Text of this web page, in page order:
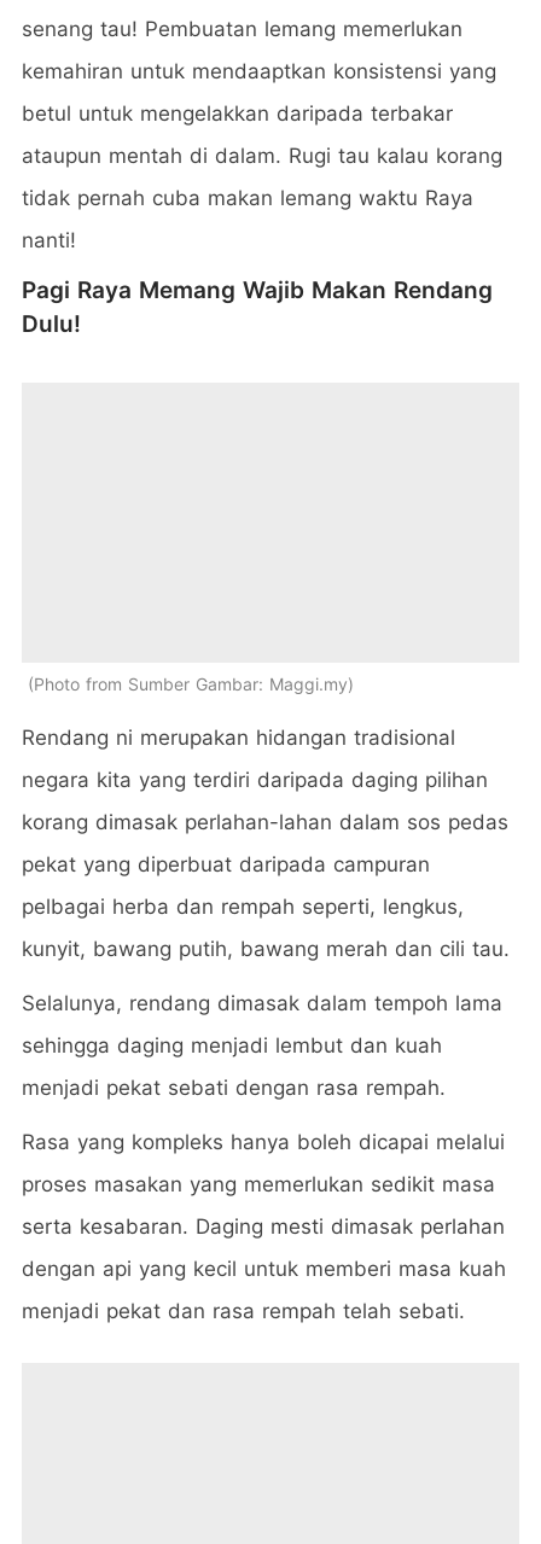
senang tau! Pembuatan lemang memerlukan
kemahiran untuk mendaaptkan konsistensi yang
betul untuk mengelakkan daripada terbakar
ataupun mentah di dalam. Rugi tau kalau korang
tidak pernah cuba makan lemang waktu Raya
nanti!
Pagi Raya Memang Wajib Makan Rendang
Dulu!
Photo from Sumber Gambar: Maggi.my
Rendang ni merupakan hidangan tradisional
negara kita yang terdiri daripada daging pilihan
korang dimasak perlahan-lahan dalam sos pedas
pekat yang diperbuat daripada campuran
pelbagai herba dan rempah seperti, lengkus,
kunyit, bawang putih, bawang merah dan cili tau.
Selalunya, rendang dimasak dalam tempoh lama
sehingga daging menjadi lembut dan kuah
menjadi pekat sebati dengan rasa rempah.
Rasa yang kompleks hanya boleh dicapai melalui
proses masakan yang memerlukan sedikit masa
serta kesabaran. Daging mesti dimasak perlahan
dengan api yang kecil untuk memberi masa kuah
menjadi pekat dan rasa rempah telah sebati.